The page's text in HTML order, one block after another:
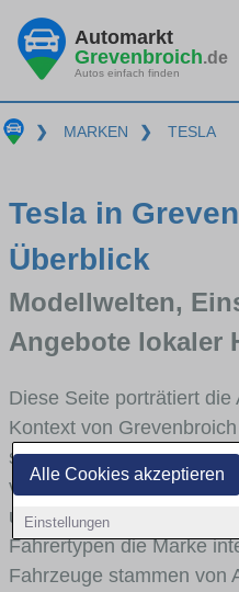
Alle Cookies akzeptieren
Einstellungen
Automarkt
Grevenbroich.de
Autos einfach finden
❯ MARKEN ❯ TESLA
Tesla in
Überblick
Modellwelten,
Angebote lokaler
Diese Seite porträtiert die
Kontext von
skizzieren, in welchen
vertreten ist, welche
und Umlandverkehr zu
Fahrertypen die Marke
Fahrzeuge stammen von